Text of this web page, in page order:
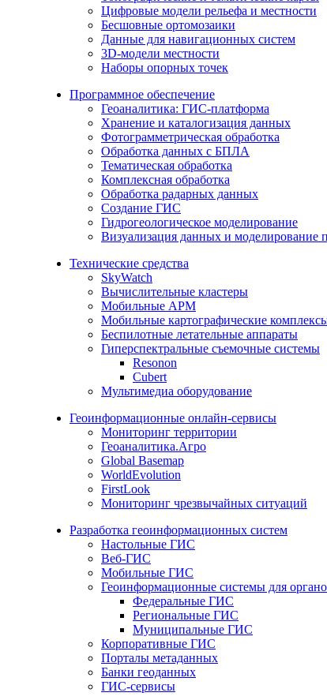
Цифровые модели рельефа и местности
Бесшовные ортомозаики
Данные для навигационных систем
3D-модели местности
Наборы опорных точек
Программное обеспечение
Геоаналитика: ГИС-платформа
Хранение и каталогизация данных
Фотограмметрическая обработка
Обработка данных с БПЛА
Тематическая обработка
Комплексная обработка
Обработка радарных данных
Создание ГИС
Гидрогеологическое моделирование
Визуализация данных и моделирование
Технические средства
SkyWatch
Вычислительные кластеры
Мобильные АРМ
Мобильные картографические
Беспилотные летательные аппараты
Гиперспектральные съемочные системы
Resonon
Cubert
Мультимедиа оборудование
Геоинформационные онлайн-сервисы
Мониторинг территории
Геоаналитика.Агро
Global Basemap
WorldEvolution
FirstLook
Мониторинг чрезвычайных ситуаций
Разработка геоинформационных систем
Настольные ГИС
Веб-ГИС
Мобильные ГИС
Геоинформационные системы для
Федеральные ГИС
Региональные ГИС
Муниципальные ГИС
Корпоративные ГИС
Порталы метаданных
Банки геоданных
ГИС-сервисы